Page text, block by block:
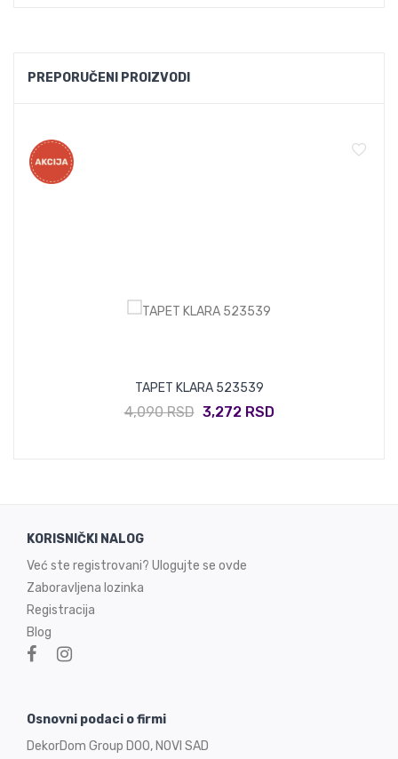
PREPORUČENI PROIZVODI
TAPET KLARA 523539
4,090 RSD 3,272 RSD
KORISNIČKI NALOG
Već ste registrovani? Ulogujte se ovde
Zaboravljena lozinka
Registracija
Blog
Osnovni podaci o firmi
DekorDom Group DOO, NOVI SAD